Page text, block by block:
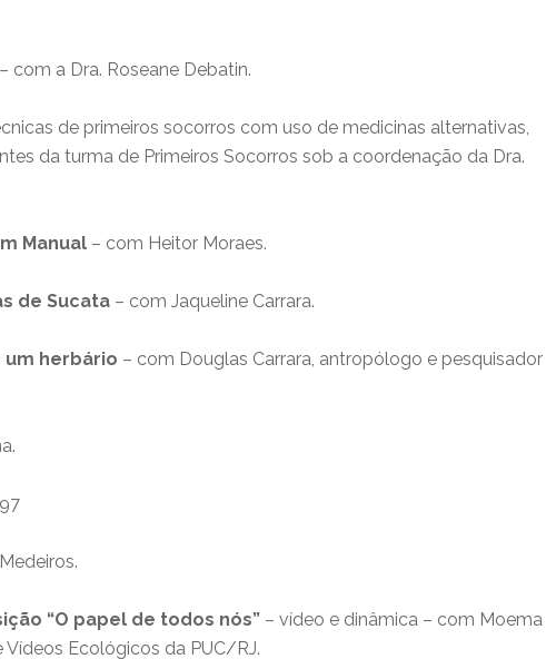
– com a Dra. Roseane Debatin.
de primeiros socorros com uso de medicinas alternativas,
da turma de Primeiros Socorros sob a coordenação da Dra.
Manual – com Heitor Moraes.
de Sucata – com Jaqueline Carrara.
um herbário – com Douglas Carrara, antropólogo e pesquisador
“O papel de todos nós” – vídeo e dinâmica – com Moema
Ecológicos da PUC/RJ.